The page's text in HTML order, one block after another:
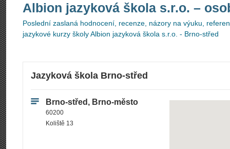
Albion jazyková škola s.r.o. –
Poslední zaslaná hodnocení, recenze, názory na výuku,
jazykové kurzy školy Albion jazyková škola s.r.o. - Brno-střed
Jazyková škola Brno-střed
Brno-střed, Brno-město
60200
Koliště 13